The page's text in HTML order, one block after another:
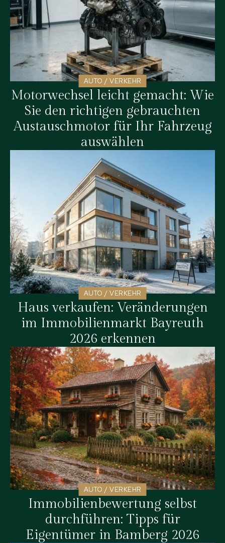
AUTO / VERKEHR
Motorwechsel leicht gemacht: Wie
Sie den richtigen gebrauchten
Austauschmotor für Ihr Fahrzeug
auswählen
AUTO / VERKEHR
Haus verkaufen: Veränderungen
im Immobilienmarkt Bayreuth
2026 erkennen
AUTO / VERKEHR
Immobilienbewertung selbst
durchführen: Tipps für
Eigentümer in Bamberg 2026